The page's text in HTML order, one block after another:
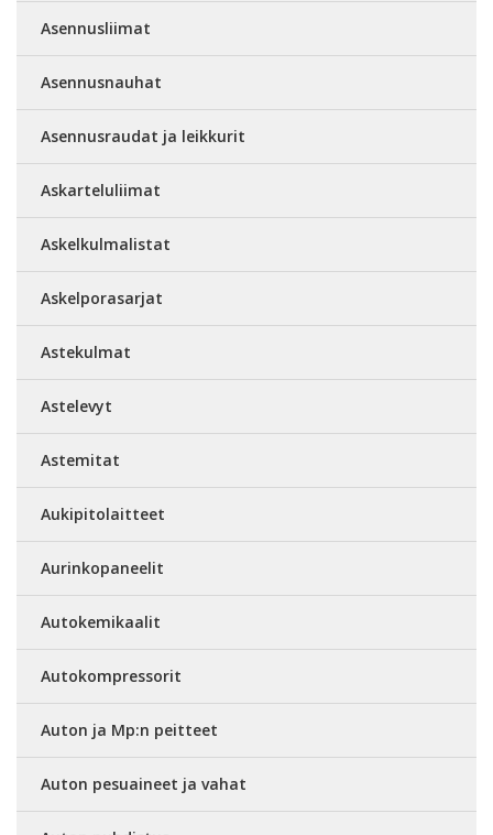
Asennusliimat
Asennusnauhat
Asennusraudat ja leikkurit
Askarteluliimat
Askelkulmalistat
Askelporasarjat
Astekulmat
Astelevyt
Astemitat
Aukipitolaitteet
Aurinkopaneelit
Autokemikaalit
Autokompressorit
Auton ja Mp:n peitteet
Auton pesuaineet ja vahat